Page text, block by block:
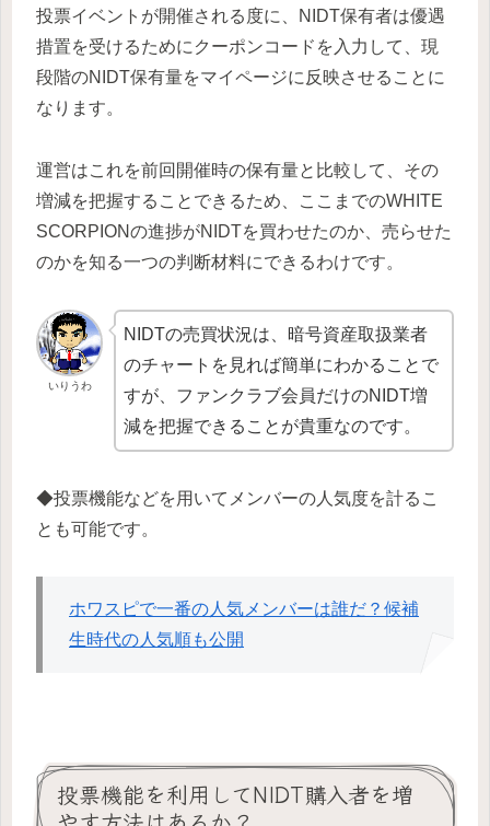
投票イベントが開催される度に、NIDT保有者は優遇
措置を受けるためにクーポンコードを入力して、現
段階のNIDT保有量をマイページに反映させることに
なります。
運営はこれを前回開催時の保有量と比較して、その
増減を把握することできるため、ここまでのWHITE
SCORPIONの進捗がNIDTを買わせたのか、売らせた
のかを知る一つの判断材料にできるわけです。
いりうわ
NIDTの売買状況は、暗号資産取扱業者
のチャートを見れば簡単にわかることで
すが、ファンクラブ会員だけのNIDT増
減を把握できることが貴重なのです。
◆投票機能などを用いてメンバーの人気度を計るこ
とも可能です。
ホワスピで一番の人気メンバーは誰だ？候補
生時代の人気順も公開
投票機能を利用してNIDT購入者を増